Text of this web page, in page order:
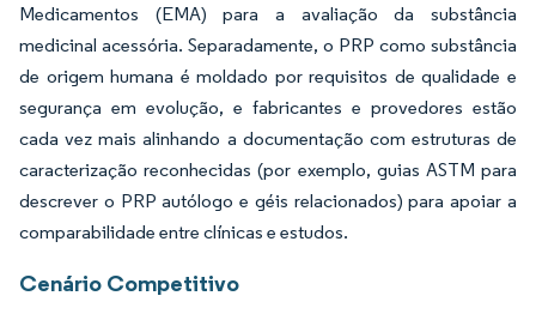
Medicamentos (EMA) para a avaliação da substância
medicinal acessória. Separadamente, o PRP como substância
de origem humana é moldado por requisitos de qualidade e
segurança em evolução, e fabricantes e provedores estão
cada vez mais alinhando a documentação com estruturas de
caracterização reconhecidas (por exemplo, guias ASTM para
descrever o PRP autólogo e géis relacionados) para apoiar a
comparabilidade entre clínicas e estudos.
Cenário Competitivo